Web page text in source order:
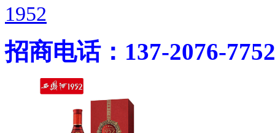
1952
招商电话：137-2076-7752